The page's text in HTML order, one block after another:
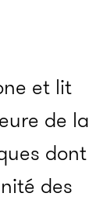
et lit
de la
dont
des